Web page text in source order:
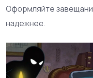
Оформляйте
надежнее.